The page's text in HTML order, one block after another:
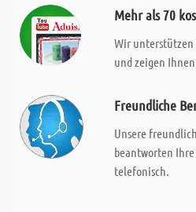
Mehr als 70
Wir unterstützen
und zeigen
Freundliche
Unsere
beantworten
telefonisch.